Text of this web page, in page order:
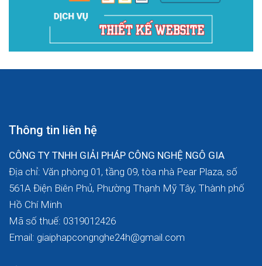
Thông tin liên hệ
CÔNG TY TNHH GIẢI PHÁP CÔNG NGHỆ NGÔ GIA
Địa chỉ: Văn phòng 01, tầng 09, tòa nhà Pear Plaza, số
561A Điện Biên Phủ, Phường Thạnh Mỹ Tây, Thành phố
Hồ Chí Minh
Mã số thuế: 0319012426
Email: giaiphapcongnghe24h@gmail.com